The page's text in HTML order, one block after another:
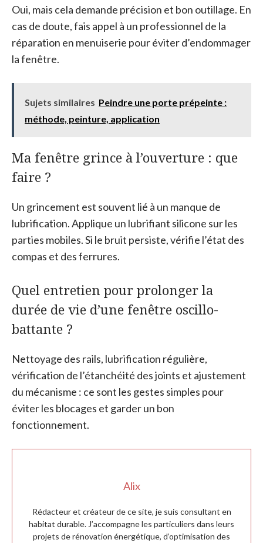
Oui, mais cela demande précision et bon outillage. En
cas de doute, fais appel à un professionnel de la
réparation en menuiserie pour éviter d’endommager
la fenêtre.
Sujets similaires Peindre une porte prépeinte :
méthode, peinture, application
Ma fenêtre grince à l’ouverture : que
faire ?
Un grincement est souvent lié à un manque de
lubrification. Applique un lubrifiant silicone sur les
parties mobiles. Si le bruit persiste, vérifie l’état des
compas et des ferrures.
Quel entretien pour prolonger la
durée de vie d’une fenêtre oscillo-
battante ?
Nettoyage des rails, lubrification régulière,
vérification de l’étanchéité des joints et ajustement
du mécanisme : ce sont les gestes simples pour
éviter les blocages et garder un bon
fonctionnement.
Alix
Rédacteur et créateur de ce site, je suis consultant en
habitat durable. J’accompagne les particuliers dans leurs
projets de rénovation énergétique, d’optimisation des